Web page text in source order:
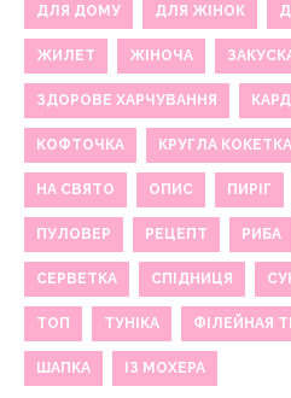
ДЛЯ ДОМУ ДЛЯ ЖІНОК
ЖИЛЕТ ЖІНОЧА
ЗДОРОВЕ ХАРЧУВАННЯ
КОФТОЧКА КРУГЛА КОКЕТКА
НА СВЯТО ОПИС ПИРІГ
ПУЛОВЕР РЕЦЕПТ РИБА
СЕРВЕТКА СПІДНИЦЯ
ТОП ТУНІКА ФІЛЕЙНАЯ
ШАПКА ІЗ МОХЕРА